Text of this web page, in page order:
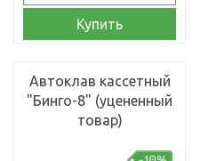
Купить
Автоклав кассетный
"Бинго-8" (уцененный
товар)